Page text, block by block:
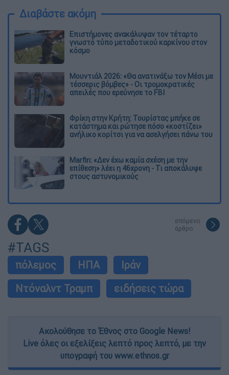
Διαβάστε ακόμη
Επιστήμονες ανακάλυψαν τον τέταρτο
γνωστό τύπο μεταδοτικού καρκίνου στον
κόσμο
Μουντιάλ 2026: «Θα ανατινάξω τον Μέσι με
τέσσερις βόμβες» - Οι τρομοκρατικές
απειλές που ερεύνησε το FBI
Φρίκη στην Κρήτη: Τουρίστας μπήκε σε
κατάστημα και ρώτησε πόσο «κοστίζει»
ανήλικο κορίτσι για να ασελγήσει πάνω του
Marfin: «Δεν έχω καμία σχέση με την
επίθεση» λέει η 46χρονη - Τι αποκάλυψε
στους αστυνομικούς
επόμενο
άρθρο
#TAGS
πόλεμος ΗΠΑ
Ιράν
Ντόναλντ Τραμπ
ειδήσεις τώρα
Ακολούθησε το Έθνος στο Google News!
Live όλες οι εξελίξεις λεπτό προς λεπτό, με την
υπογραφή του www.ethnos.gr